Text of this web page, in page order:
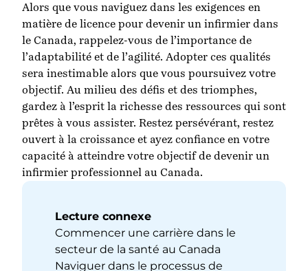
Alors que vous naviguez dans les exigences en
matière de licence pour devenir un infirmier dans
le Canada, rappelez-vous de l’importance de
l’adaptabilité et de l’agilité. Adopter ces qualités
sera inestimable alors que vous poursuivez votre
objectif. Au milieu des défis et des triomphes,
gardez à l’esprit la richesse des ressources qui sont
prêtes à vous assister. Restez persévérant, restez
ouvert à la croissance et ayez confiance en votre
capacité à atteindre votre objectif de devenir un
infirmier professionnel au Canada.
Lecture connexe
Commencer une carrière dans le
secteur de la santé au Canada
Naviguer dans le processus de